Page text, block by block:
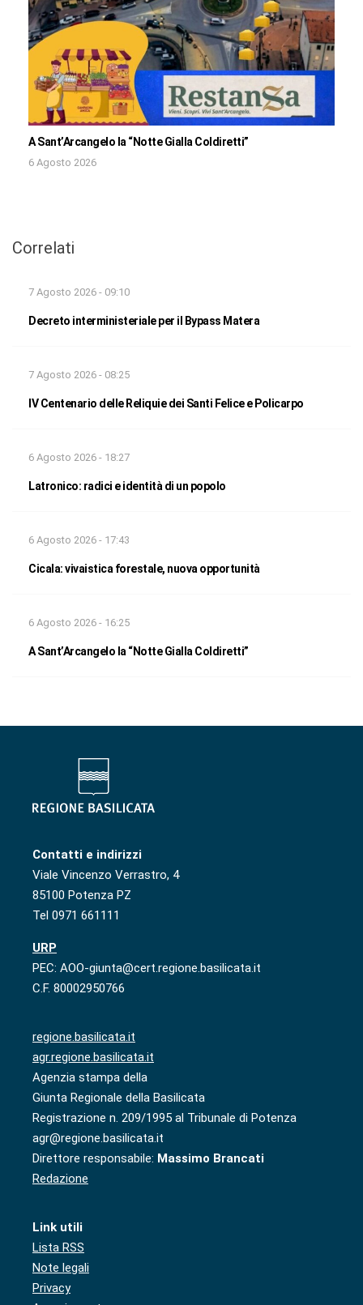
A Sant’Arcangelo la “Notte Gialla Coldiretti”
6 Agosto 2026
Correlati
7 Agosto 2026 - 09:10
Decreto interministeriale per il Bypass Matera
7 Agosto 2026 - 08:25
IV Centenario delle Reliquie dei Santi Felice e Policarpo
6 Agosto 2026 - 18:27
Latronico: radici e identità di un popolo
6 Agosto 2026 - 17:43
Cicala: vivaistica forestale, nuova opportunità
6 Agosto 2026 - 16:25
A Sant’Arcangelo la “Notte Gialla Coldiretti”
Contatti e indirizzi
Viale Vincenzo Verrastro, 4
85100 Potenza PZ
Tel 0971 661111
URP
PEC: AOO-giunta@cert.regione.basilicata.it
C.F. 80002950766
regione.basilicata.it
agr.regione.basilicata.it
Agenzia stampa della
Giunta Regionale della Basilicata
Registrazione n. 209/1995 al Tribunale di Potenza
agr@regione.basilicata.it
Direttore responsabile: Massimo Brancati
Redazione
Link utili
Lista RSS
Note legali
Privacy